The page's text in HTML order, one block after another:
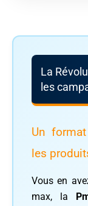
La
les
Un
les
Vous en
max, la